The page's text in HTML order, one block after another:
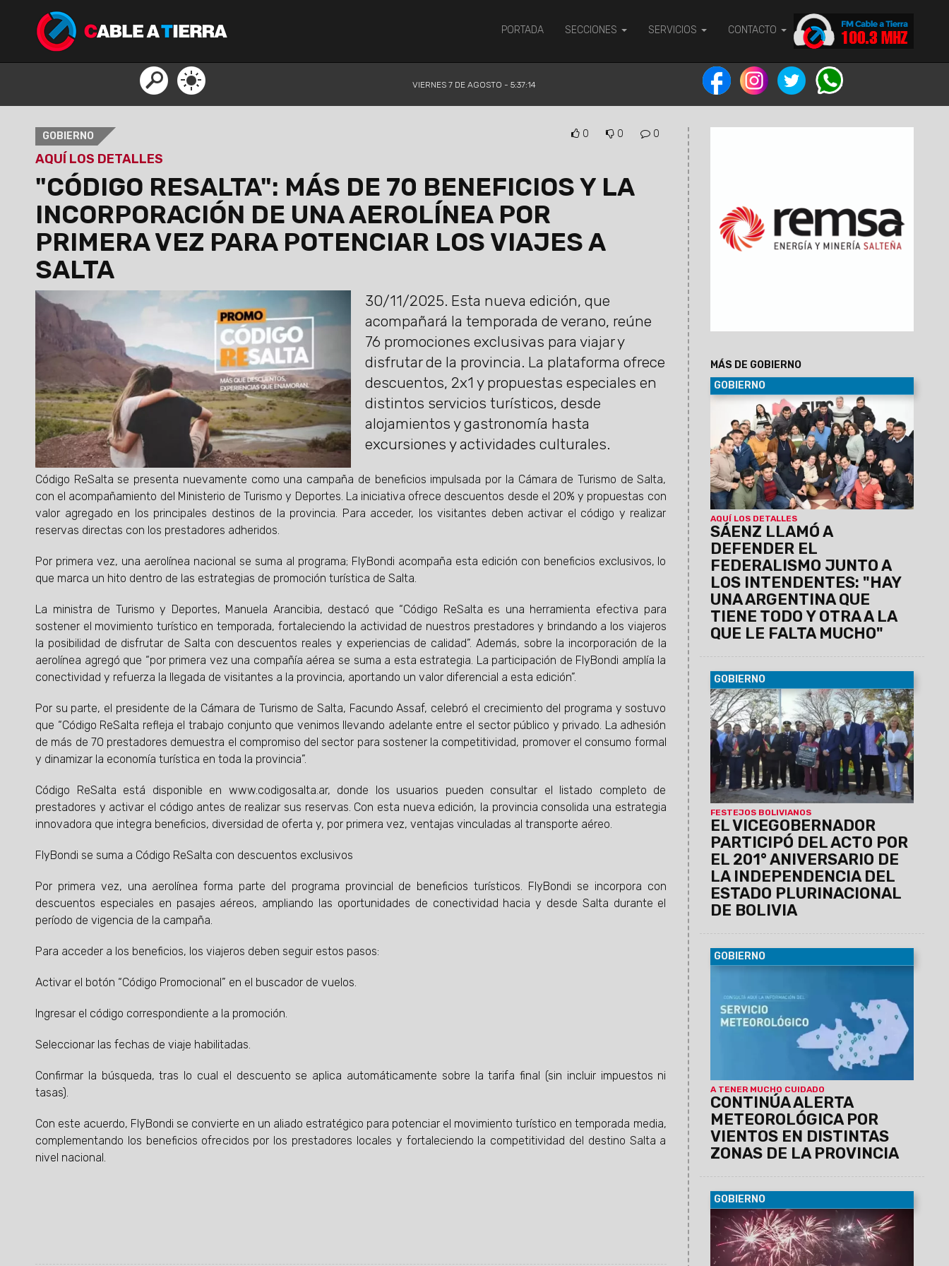
PORTADA SECCIONES SERVICIOS CONTACTO
VIERNES 7 DE AGOSTO - 5:37:15
GOBIERNO 0 0 0
AQUÍ LOS DETALLES
"CÓDIGO RESALTA": MÁS DE 70 BENEFICIOS Y LA
INCORPORACIÓN DE UNA AEROLÍNEA POR
PRIMERA VEZ PARA POTENCIAR LOS VIAJES A
SALTA
30/11/2025. Esta nueva edición, que
acompañará la temporada de verano, reúne
76 promociones exclusivas para viajar y
disfrutar de la provincia. La plataforma ofrece
descuentos, 2x1 y propuestas especiales en
distintos servicios turísticos, desde
alojamientos y gastronomía hasta
excursiones y actividades culturales.
Código ReSalta se presenta nuevamente como una campaña de beneficios impulsada por la Cámara de Turismo de Salta,
con el acompañamiento del Ministerio de Turismo y Deportes. La iniciativa ofrece descuentos desde el 20% y propuestas con
valor agregado en los principales destinos de la provincia. Para acceder, los visitantes deben activar el código y realizar
reservas directas con los prestadores adheridos.
Por primera vez, una aerolínea nacional se suma al programa; FlyBondi acompaña esta edición con beneficios exclusivos, lo
que marca un hito dentro de las estrategias de promoción turística de Salta.
La ministra de Turismo y Deportes, Manuela Arancibia, destacó que “Código ReSalta es una herramienta efectiva para
sostener el movimiento turístico en temporada, fortaleciendo la actividad de nuestros prestadores y brindando a los viajeros
la posibilidad de disfrutar de Salta con descuentos reales y experiencias de calidad”. Además, sobre la incorporación de la
aerolínea agregó que “por primera vez una compañía aérea se suma a esta estrategia. La participación de FlyBondi amplía la
conectividad y refuerza la llegada de visitantes a la provincia, aportando un valor diferencial a esta edición”.
Por su parte, el presidente de la Cámara de Turismo de Salta, Facundo Assaf, celebró el crecimiento del programa y sostuvo
que “Código ReSalta refleja el trabajo conjunto que venimos llevando adelante entre el sector público y privado. La adhesión
de más de 70 prestadores demuestra el compromiso del sector para sostener la competitividad, promover el consumo formal
y dinamizar la economía turística en toda la provincia”.
Código ReSalta está disponible en www.codigosalta.ar, donde los usuarios pueden consultar el listado completo de
prestadores y activar el código antes de realizar sus reservas. Con esta nueva edición, la provincia consolida una estrategia
innovadora que integra beneficios, diversidad de oferta y, por primera vez, ventajas vinculadas al transporte aéreo.
FlyBondi se suma a Código ReSalta con descuentos exclusivos
Por primera vez, una aerolínea forma parte del programa provincial de beneficios turísticos. FlyBondi se incorpora con
descuentos especiales en pasajes aéreos, ampliando las oportunidades de conectividad hacia y desde Salta durante el
período de vigencia de la campaña.
Para acceder a los beneficios, los viajeros deben seguir estos pasos:
Activar el botón “Código Promocional” en el buscador de vuelos.
Ingresar el código correspondiente a la promoción.
Seleccionar las fechas de viaje habilitadas.
Confirmar la búsqueda, tras lo cual el descuento se aplica automáticamente sobre la tarifa final (sin incluir impuestos ni
tasas).
Con este acuerdo, FlyBondi se convierte en un aliado estratégico para potenciar el movimiento turístico en temporada media,
complementando los beneficios ofrecidos por los prestadores locales y fortaleciendo la competitividad del destino Salta a
nivel nacional.
MÁS DE GOBIERNO
GOBIERNO
AQUÍ LOS DETALLES
SÁENZ LLAMÓ A
DEFENDER EL
FEDERALISMO JUNTO A
LOS INTENDENTES: "HAY
UNA ARGENTINA QUE
TIENE TODO Y OTRA A LA
QUE LE FALTA MUCHO"
30/06/2029 Al participar de la
Asamblea del Foro de intendentes donde
se ratificó la conducción de Marcelo
Moisés y Efraín Orosco, el Gobernador
destacó el orden financiero de Salta
pese a la deuda heredada y el escenario
nacional. Aseguró que Gobierno
provincial y los intendentes forman un
mismo equipo, unidos por la gente.
GOBIERNO
FESTEJOS BOLIVIANOS
EL VICEGOBERNADOR
PARTICIPÓ DEL ACTO POR
EL 201° ANIVERSARIO DE
LA INDEPENDENCIA DEL
ESTADO PLURINACIONAL
DE BOLIVIA
07/08/2026
Antonio Marocco
acompañó la conmemoración del
Consulado de Bolivia en Salta, donde se
destacó la histórica hermandad entre
ambos pueblos y el aporte de la
comunidad boliviana al desarrollo de la
provincia.
GOBIERNO
A TENER MUCHO CUIDADO
CONTINÚA ALERTA
METEOROLÓGICA POR
VIENTOS EN DISTINTAS
ZONAS DE LA PROVINCIA
la jornada de hoy jueves.
GOBIERNO
06/08/2026 La conferencia de prensa
se llevará a cabo este jueves 6 de
agosto, a las 11:30, en el Centro Cultural
América de Salta.